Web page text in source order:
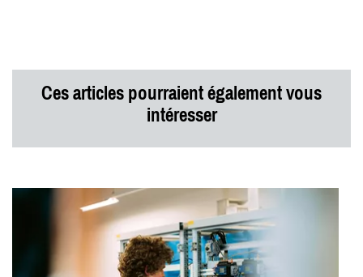
Ces articles pourraient également vous
intéresser